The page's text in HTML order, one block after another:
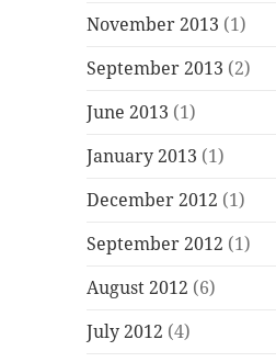
November 2013 (1)
September 2013 (2)
June 2013 (1)
January 2013 (1)
December 2012 (1)
September 2012 (1)
August 2012 (6)
July 2012 (4)